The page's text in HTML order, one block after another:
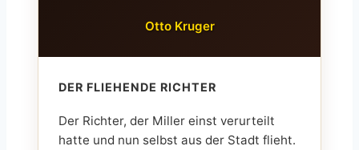
Otto Kruger
DER FLIEHENDE RICHTER
Der Richter, der Miller einst verurteilt
hatte und nun selbst aus der Stadt flieht.